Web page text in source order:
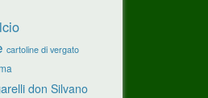
cartoline di vergato
don Silvano